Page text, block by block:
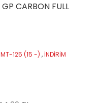
CARBON FULL
MT-125 (15 -) , İNDİRİM